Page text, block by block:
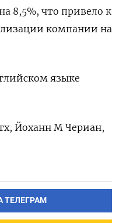
8,5%, что привело к
компании на
языке
Йоханн М Чериан,
ТЕЛЕГРАМ